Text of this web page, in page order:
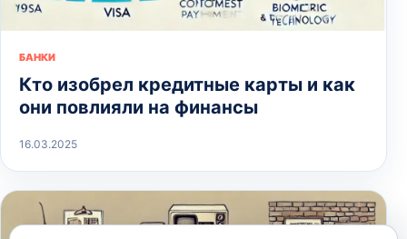
БАНКИ
Кто изобрел кредитные карты и как
они повлияли на финансы
16.03.2025